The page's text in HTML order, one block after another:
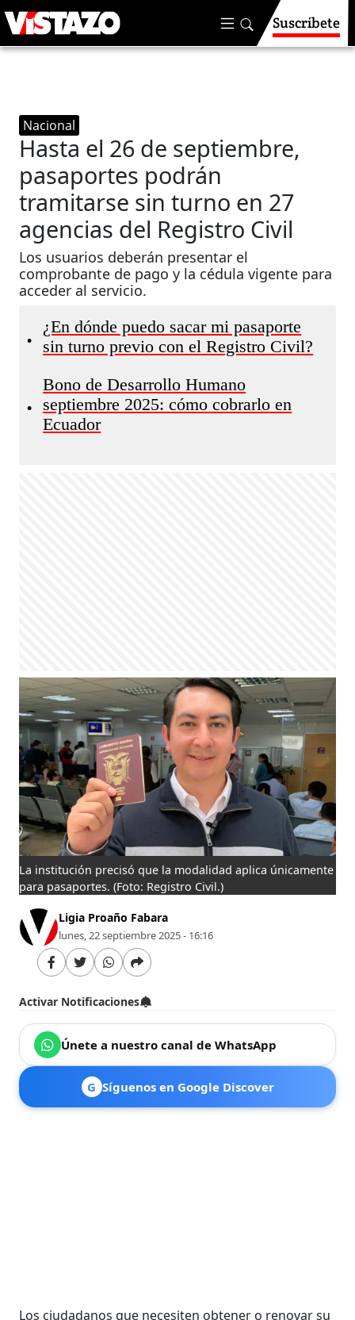
Suscríbete
Nacional
Hasta el 26 de septiembre,
pasaportes podrán
tramitarse sin turno en 27
agencias del Registro Civil
Los usuarios deberán presentar el
comprobante de pago y la cédula vigente para
acceder al servicio.
•
¿En dónde puedo sacar mi pasaporte
sin turno previo con el Registro Civil?
•
Bono de Desarrollo Humano
septiembre 2025: cómo cobrarlo en
Ecuador
La institución precisó que la modalidad aplica únicamente
para pasaportes. (Foto: Registro Civil.)
Ligia Proaño Fabara
lunes, 22 septiembre 2025 - 16:16
Activar Notificaciones
Únete a nuestro canal de WhatsApp
G Síguenos en Google Discover
Los ciudadanos que necesiten obtener o renovar su